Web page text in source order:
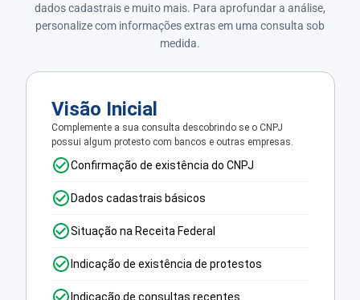
dados cadastrais e muito mais. Para aprofundar a análise,
personalize com informações extras em uma consulta sob
medida.
Visão Inicial
Complemente a sua consulta descobrindo se o CNPJ
possui algum protesto com bancos e outras empresas.
Confirmação de existência do CNPJ
Dados cadastrais básicos
Situação na Receita Federal
Indicação de existência de protestos
Indicação de consultas recentes